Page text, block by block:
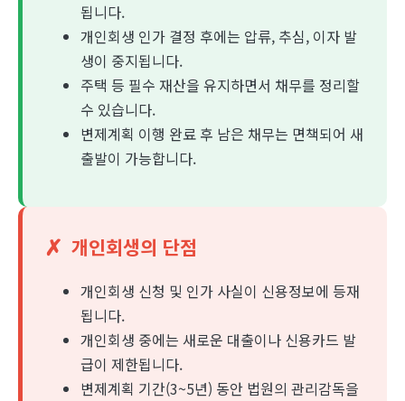
됩니다.
개인회생 인가 결정 후에는 압류, 추심, 이자 발
생이 중지됩니다.
주택 등 필수 재산을 유지하면서 채무를 정리할
수 있습니다.
변제계획 이행 완료 후 남은 채무는 면책되어 새
출발이 가능합니다.
✗ 개인회생의 단점
개인회생 신청 및 인가 사실이 신용정보에 등재
됩니다.
개인회생 중에는 새로운 대출이나 신용카드 발
급이 제한됩니다.
변제계획 기간(3~5년) 동안 법원의 관리감독을